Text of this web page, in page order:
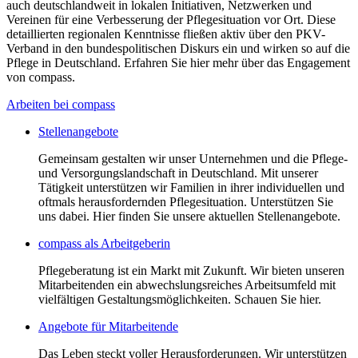
auch deutschlandweit in lokalen Initiativen, Netzwerken und
Vereinen für eine Verbesserung der Pflegesituation vor Ort. Diese
detaillierten regionalen Kenntnisse fließen aktiv über den PKV-
Verband in den bundespolitischen Diskurs ein und wirken so auf die
Pflege in Deutschland. Erfahren Sie hier mehr über das Engagement
von compass.
Arbeiten bei compass
Stellenangebote
Gemeinsam gestalten wir unser Unternehmen und die Pflege-
und Versorgungslandschaft in Deutschland. Mit unserer
Tätigkeit unterstützen wir Familien in ihrer individuellen und
oftmals herausfordernden Pflegesituation. Unterstützen Sie
uns dabei. Hier finden Sie unsere aktuellen Stellenangebote.
compass als Arbeitgeberin
Pflegeberatung ist ein Markt mit Zukunft. Wir bieten unseren
Mitarbeitenden ein abwechslungsreiches Arbeitsumfeld mit
vielfältigen Gestaltungsmöglichkeiten. Schauen Sie hier.
Angebote für Mitarbeitende
Das Leben steckt voller Herausforderungen. Wir unterstützen